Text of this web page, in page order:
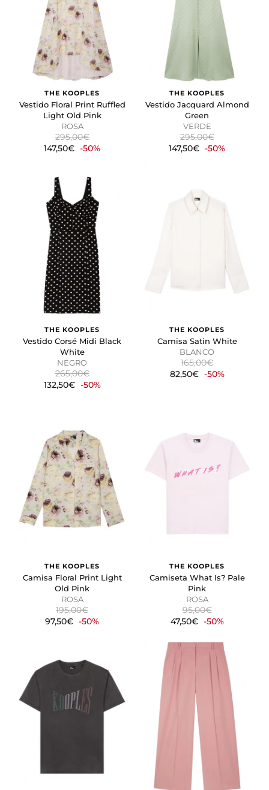
THE KOOPLES
Vestido Floral Print Ruffled
Light Old Pink
ROSA
295,00€
147,50€ -50%
THE KOOPLES
Vestido Jacquard Almond
Green
VERDE
295,00€
147,50€ -50%
THE KOOPLES
Vestido Corsé Midi Black
White
NEGRO
265,00€
132,50€ -50%
THE KOOPLES
Camisa Satin White
BLANCO
165,00€
82,50€ -50%
THE KOOPLES
Camisa Floral Print Light
Old Pink
ROSA
195,00€
97,50€ -50%
THE KOOPLES
Camiseta What Is? Pale
Pink
ROSA
95,00€
47,50€ -50%
CONFIGURACIÓN DE COOKIES